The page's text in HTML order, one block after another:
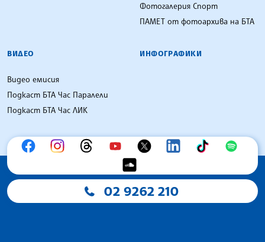
Фотогалерия Спорт
ПАМЕТ от фотоархива на БТА
ВИДЕО
Видео емисия
Подкаст БТА Час Паралели
Подкаст БТА Час ЛИК
ИНФОГРАФИКИ
02 9262 210